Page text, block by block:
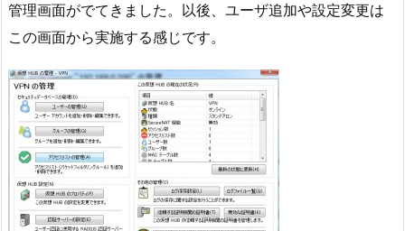
管理画面がでてきました。以後、ユーザ追加や設定変更は
この画面から実施する感じです。